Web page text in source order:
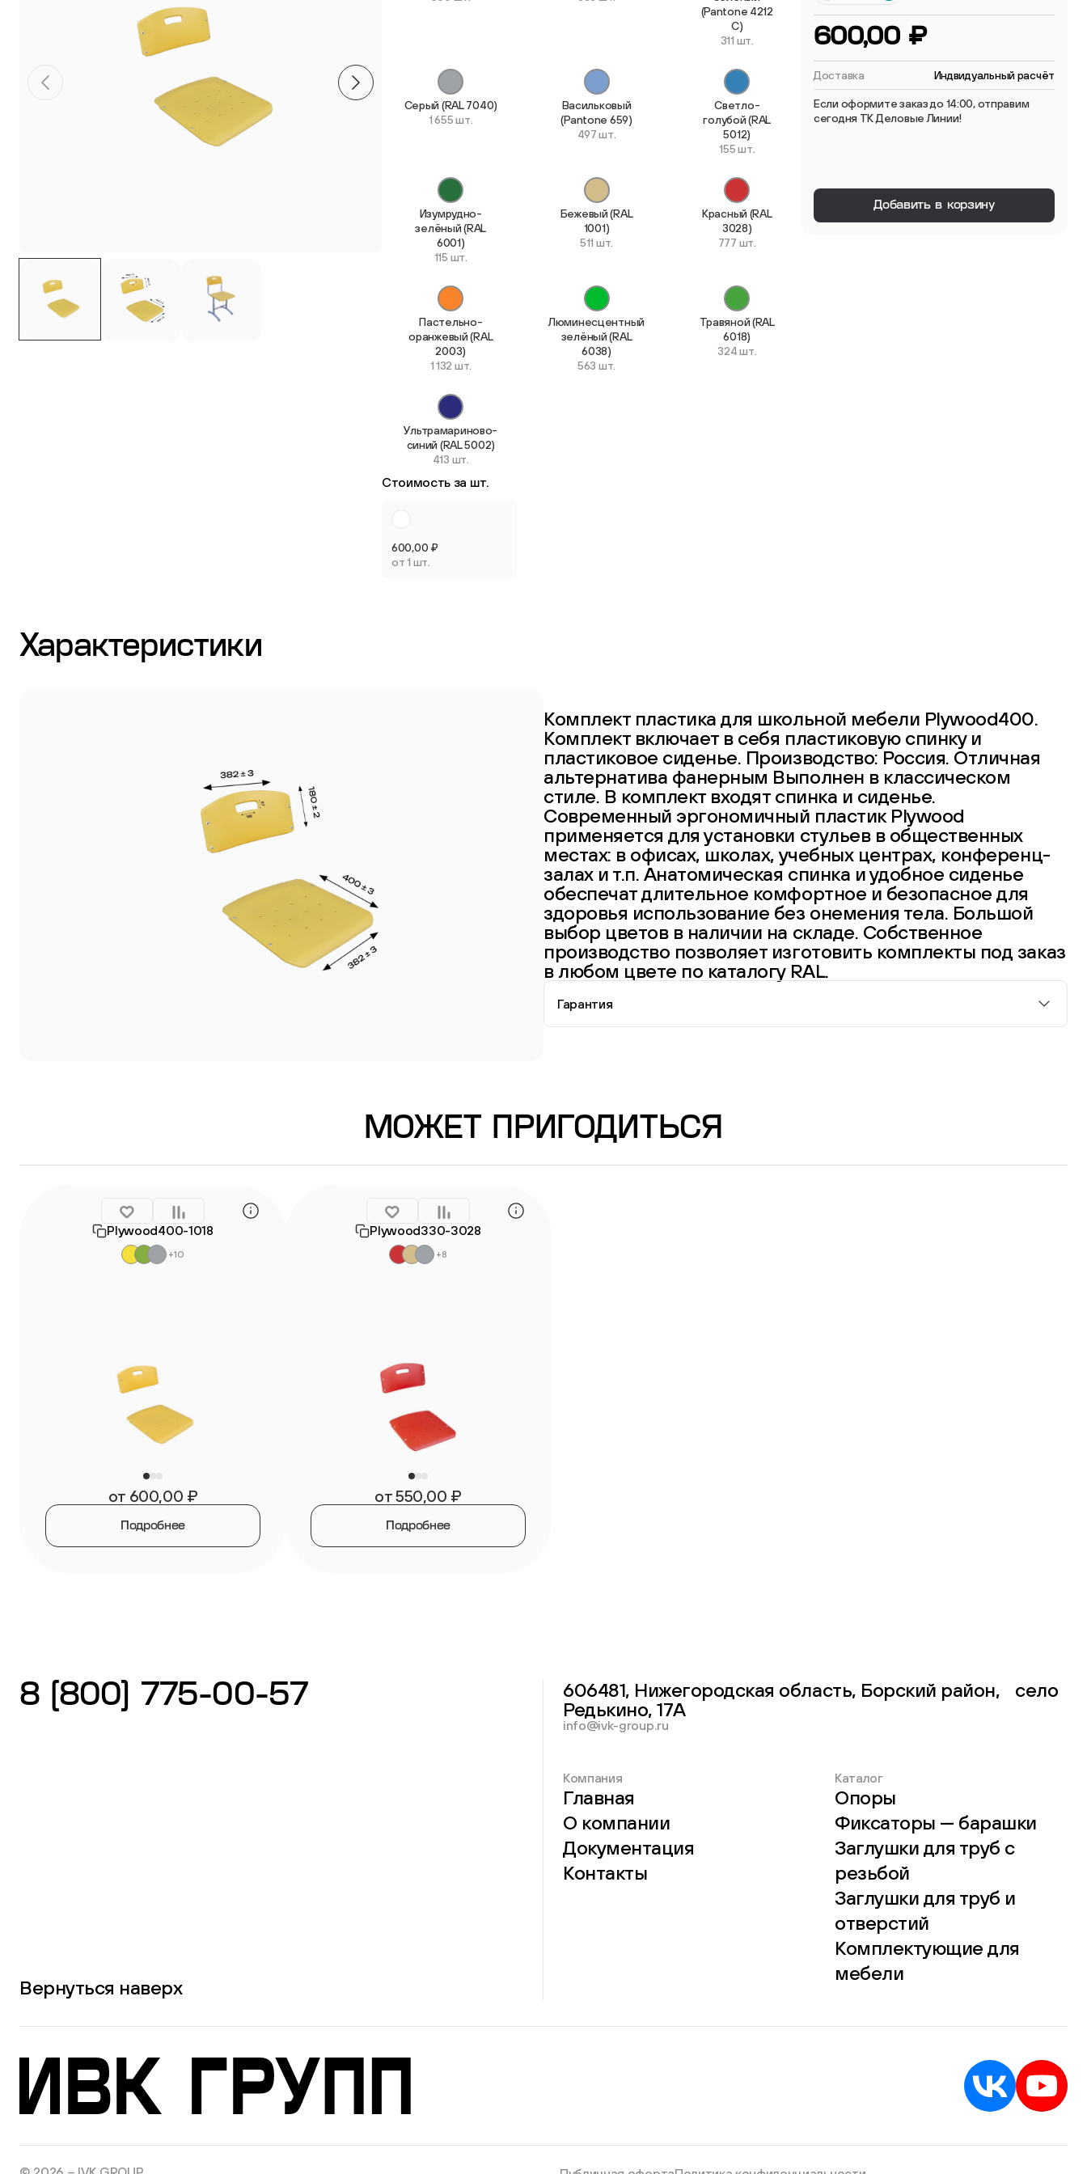
(Pantone 4212
C)
311 шт.
Серый (RAL 7040)
1 655 шт.
Васильковый
(Pantone 659)
497 шт.
Светло-
голубой (RAL
5012)
155 шт.
Изумрудно-
зелёный (RAL
6001)
115 шт.
Бежевый (RAL
1001)
511 шт.
Красный (RAL
3028)
777 шт.
Пастельно-
оранжевый (RAL
2003)
1 132 шт.
Люминесцентный
зелёный (RAL
6038)
563 шт.
Травяной (RAL
6018)
324 шт.
Ультрамариново-
синий (RAL 5002)
413 шт.
Стоимость за шт.
600,00 ₽
от 1 шт.
600,00 ₽
Доставка Индвидуальный расчёт
Если оформите заказ до 14:00, отправим
сегодня ТК Деловые Линии!
Добавить в корзину
Характеристики
Комплект пластика для школьной мебели Plywood400.
Комплект включает в себя пластиковую спинку и
пластиковое сиденье. Производство: Россия. Отличная
альтернатива фанерным Выполнен в классическом
стиле. В комплект входят спинка и сиденье.
Современный эргономичный пластик Plywood
применяется для установки стульев в общественных
местах: в офисах, школах, учебных центрах, конференц-
залах и т.п. Анатомическая спинка и удобное сиденье
обеспечат длительное комфортное и безопасное для
здоровья использование без онемения тела. Большой
выбор цветов в наличии на складе. Собственное
производство позволяет изготовить комплекты под заказ
в любом цвете по каталогу RAL.
Гарантия
МОЖЕТ ПРИГОДИТЬСЯ
Plywood400-1018
+10
от 600,00 ₽
Подробнее
Plywood330-3028
+8
от550,00 ₽
Подробнее
8 (800) 775-00-57
Вернуться наверх
606481, Нижегородская область, Борский район, село
Редькино, 17А
info@ivk-group.ru
Компания
Главная
О компании
Документация
Контакты
Каталог
Опоры
Фиксаторы — барашки
Заглушки для труб с
резьбой
Заглушки для труб и
отверстий
Комплектующие для
мебели
Фиксаторы - барашки
Заглушки для труб с резьбой
парт
Квадратные мебельные опоры
Опоры колёсные
регулируемые
Опоры универсальные
13 товаров